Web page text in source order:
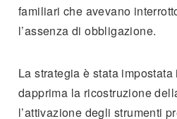
familiari che avevano
l’assenza di obbligazione.
La strategia è stata
dapprima la ricostruzione
l’attivazione degli strumenti